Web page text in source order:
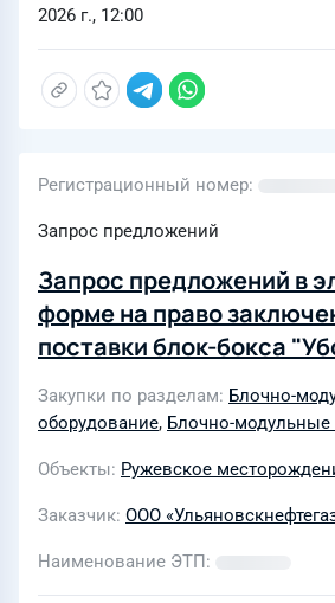
2026 г., 12:00
Регистрационный номер
Запрос предложений
Запрос предложений в
форме на право
поставки блок-бокса
"Ульяновскнефтегаз"
Закупки по разделам Блочно-
оборудование, Блочно-модульные
Объекты Ружевское
Заказчик ООО
Наименование ЭТП